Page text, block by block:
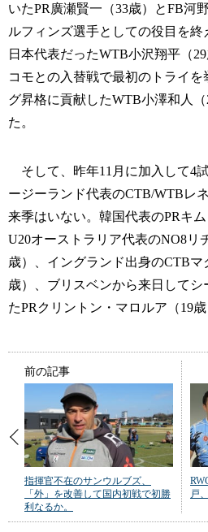
いたPR廣瀬賢一（33歳）とFB河
ルフィンズ選手としての役目を
日本代表だったWTB小沢翔平（
コモとの入替戦で最初のトライ
グ昇格に貢献したWTB小澤和人
た。
そして、昨年11月に加入して4
ージーランド代表のCTB/WTBレ
来季はいない。韓国代表のPRキ
U20オーストラリア代表のNO8リ
歳）、イングランド出身のCTB
歳）、ブリスベンから来日して
たPRクリントン・マロルア（19
前の記事
指揮官不在のサンウルブズ、
「外」を改善して国内初戦で初勝
利なるか。
戸